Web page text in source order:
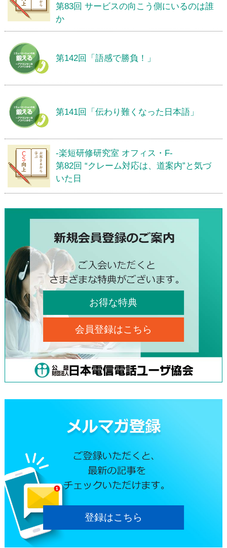
第83回 サービスの向こう側にいるのは誰
か
第142回「語感で勝負！」
第141回「伝わり難くなった日本語」
-楽短研修研究室 オフィス・F-
第82回 “クレーム対応は、道案内”と気づ
いた日
お得な特典
会員登録はこちら
登録はこちら